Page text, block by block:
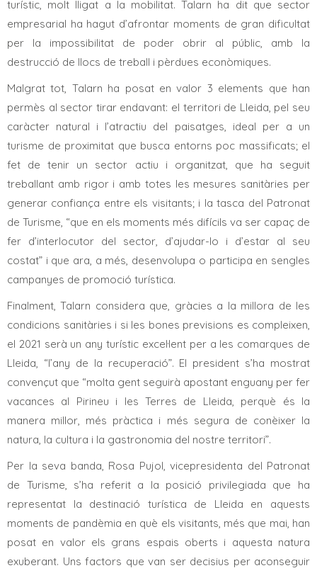
turístic, molt lligat a la mobilitat. Talarn ha dit que sector
empresarial ha hagut d’afrontar moments de gran dificultat
per la impossibilitat de poder obrir al públic, amb la
destrucció de llocs de treball i pèrdues econòmiques.
Malgrat tot, Talarn ha posat en valor 3 elements que han
permès al sector tirar endavant: el territori de Lleida, pel seu
caràcter natural i l’atractiu del paisatges, ideal per a un
turisme de proximitat que busca entorns poc massificats; el
fet de tenir un sector actiu i organitzat, que ha seguit
treballant amb rigor i amb totes les mesures sanitàries per
generar confiança entre els visitants; i la tasca del Patronat
de Turisme, “que en els moments més difícils va ser capaç de
fer d’interlocutor del sector, d’ajudar-lo i d’estar al seu
costat” i que ara, a més, desenvolupa o participa en sengles
campanyes de promoció turística.
Finalment, Talarn considera que, gràcies a la millora de les
condicions sanitàries i si les bones previsions es compleixen,
el 2021 serà un any turístic excel·lent per a les comarques de
Lleida, “l’any de la recuperació”. El president s’ha mostrat
convençut que “molta gent seguirà apostant enguany per fer
vacances al Pirineu i les Terres de Lleida, perquè és la
manera millor, més pràctica i més segura de conèixer la
natura, la cultura i la gastronomia del nostre territori”.
Per la seva banda, Rosa Pujol, vicepresidenta del Patronat
de Turisme, s’ha referit a la posició privilegiada que ha
representat la destinació turística de Lleida en aquests
moments de pandèmia en què els visitants, més que mai, han
posat en valor els grans espais oberts i aquesta natura
exuberant. Uns factors que van ser decisius per aconseguir